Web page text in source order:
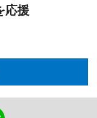
応援